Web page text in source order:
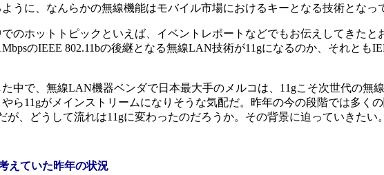
ように、なんらかの無線機能はモバイル市場におけるキーとなる技術となっ
のホットトピックといえば、イベントレポートなどでもお伝えしてきたと
のIEEE 802.11bの後継となる無線LAN技術が11gになるのか、それとも
中で、無線LAN機器ベンダで日本最大手のメルコは、11gこそ次世代の無
ら11gがメインストリームになりそうな気配だ。昨年の今の段階では多く
が、どうして流れは11gに変わったのだろうか。その背景に迫っていきたい。
えていた昨年の状況